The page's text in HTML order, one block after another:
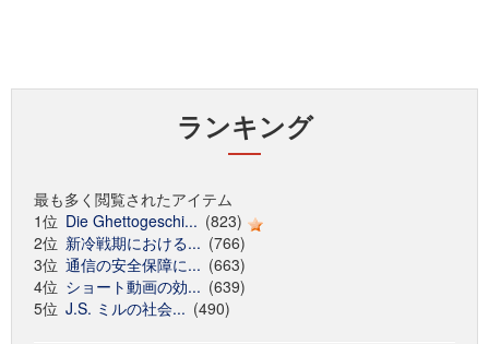
ランキング
最も多く閲覧されたアイテム
1位 Die Ghettogeschi... (823)
2位 新冷戦期における... (766)
3位 通信の安全保障に... (663)
4位 ショート動画の効... (639)
5位 J.S. ミルの社会... (490)